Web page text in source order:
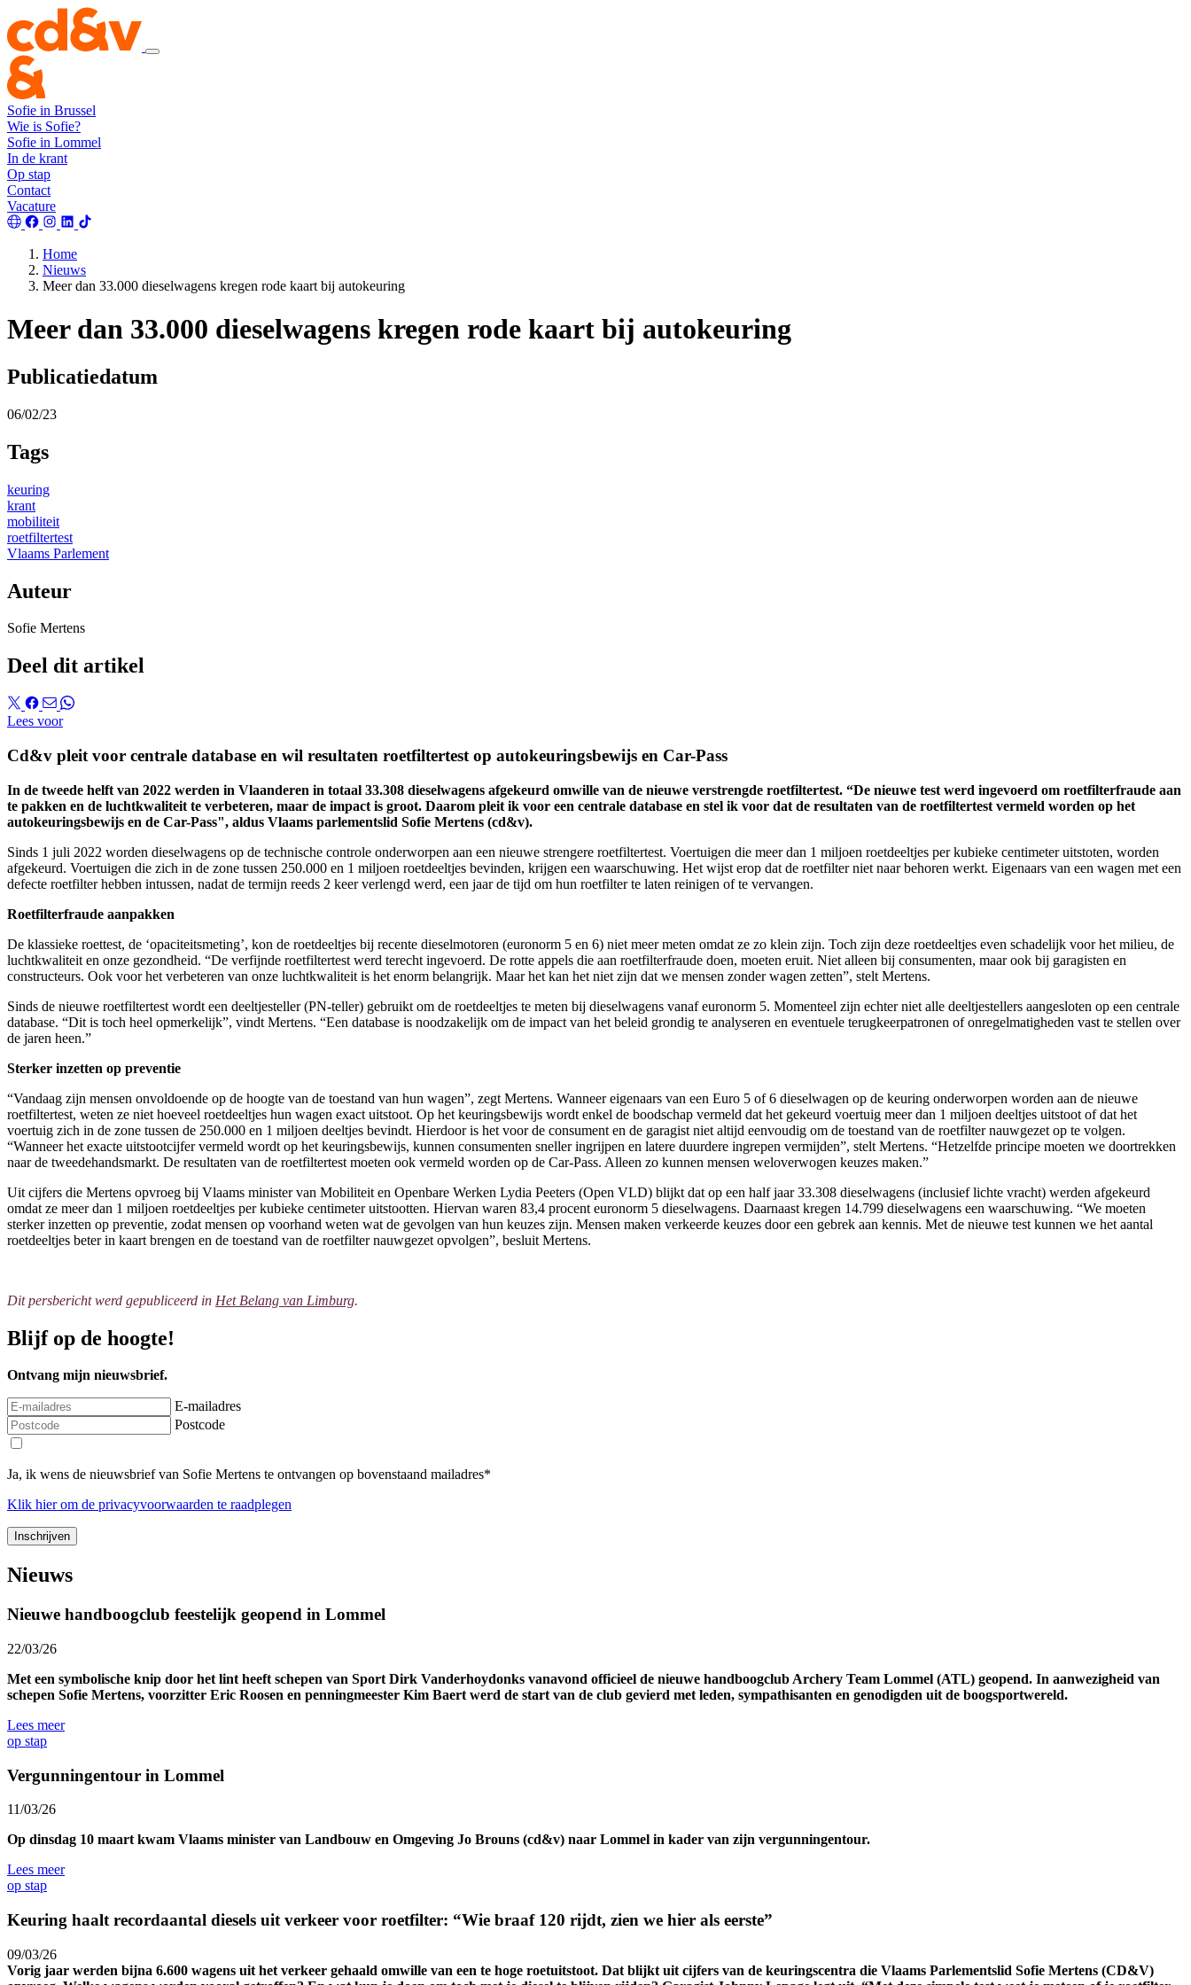
Sofie in Brussel
Wie is Sofie?
Sofie in Lommel
In de krant
Op stap
Contact
Vacature
Home
Nieuws
Meer dan 33.000 dieselwagens kregen rode kaart bij autokeuring
Meer dan 33.000 dieselwagens kregen rode kaart bij autokeuring
Publicatiedatum
06/02/23
Tags
keuring
krant
mobiliteit
roetfiltertest
Vlaams Parlement
Auteur
Sofie Mertens
Deel dit artikel
Lees voor
Cd&v pleit voor centrale database en wil resultaten roetfiltertest op autokeuringsbewijs en Car-Pass
In de tweede helft van 2022 werden in Vlaanderen in totaal 33.308 dieselwagens afgekeurd omwille van de nieuwe verstrengde roetfiltertest. “De nieuwe test werd ingevoerd om roetfilterfraude aan
te pakken en de luchtkwaliteit te verbeteren, maar de impact is groot. Daarom pleit ik voor een centrale database en stel ik voor dat de resultaten van de roetfiltertest vermeld worden op het
autokeuringsbewijs en de Car-Pass", aldus Vlaams parlementslid Sofie Mertens (cd&v).
Sinds 1 juli 2022 worden dieselwagens op de technische controle onderworpen aan een nieuwe strengere roetfiltertest. Voertuigen die meerdan 1 miljoen roetdeeltjes perkubieke centimeteruitstoten, worden
afgekeurd. Voertuigen die zich in de zone tussen 250.000 en 1 miljoen roetdeeltjes bevinden, krijgen een waarschuwing. Het wijst erop dat de roetfilter niet naar behoren werkt. Eigenaars van een wagen met een
defecte roetfilter hebben intussen, nadat de termijn reeds 2 keer verlengd werd, een jaarde tijd om hun roetfilter te laten reinigen ofte vervangen.
Roetfilterfraude aanpakken
De klassieke roettest, de ‘opaciteitsmeting’, kon de roetdeeltjes bij recente dieselmotoren (euronorm 5 en 6) niet meer meten omdat ze zo klein zijn. Toch zijn deze roetdeeltjes even schadelijk voor het milieu, de
luchtkwaliteit en onze gezondheid. “De verfijnde roetfiltertest werd terecht ingevoerd. De rotte appels die aan roetfilterfraude doen, moeten eruit. Niet alleen bij consumenten, maar ook bij garagisten en
constructeurs. Ook voor het verbeteren van onze luchtkwaliteit is het enorm belangrijk. Maar het kan het niet zijn dat we mensen zonder wagen zetten”, stelt Mertens.
Sinds de nieuwe roetfiltertest wordt een deeltjesteller (PN-teller) gebruikt om de roetdeeltjes te meten bij dieselwagens vanaf euronorm 5. Momenteel zijn echter niet alle deeltjestellers aangesloten op een centrale
database. “Dit is toch heel opmerkelijk”, vindt Mertens. “Een database is noodzakelijk om de impact van het beleid grondig te analyseren en eventuele terugkeerpatronen of onregelmatigheden vast te stellen over
de jaren heen.”
Sterker inzetten op preventie
“Vandaag zijn mensen onvoldoende op de hoogte van de toestand van hun wagen”, zegt Mertens. Wanneer eigenaars van een Euro 5 of 6 dieselwagen op de keuring onderworpen worden aan de nieuwe
roetfiltertest, weten ze niet hoeveel roetdeeltjes hun wagen exact uitstoot. Op het keuringsbewijs wordt enkel de boodschap vermeld dat het gekeurd voertuig meer dan 1 miljoen deeltjes uitstoot of dat het
voertuig zich in de zone tussen de 250.000 en 1 miljoen deeltjes bevindt. Hierdoor is het voor de consument en de garagist niet altijd eenvoudig om de toestand van de roetfilter nauwgezet op te volgen.
“Wanneer het exacte uitstootcijfer vermeld wordt op het keuringsbewijs, kunnen consumenten sneller ingrijpen en latere duurdere ingrepen vermijden”, stelt Mertens. “Hetzelfde principe moeten we doortrekken
naar de tweedehandsmarkt. De resultaten van de roetfiltertest moeten ook vermeld worden op de Car-Pass. Alleen zo kunnen mensen weloverwogen keuzes maken.”
Uit cijfers die Mertens opvroeg bij Vlaams minister van Mobiliteit en Openbare Werken Lydia Peeters (Open VLD) blijkt dat op een half jaar 33.308 dieselwagens (inclusief lichte vracht) werden afgekeurd
omdat ze meer dan 1 miljoen roetdeeltjes per kubieke centimeter uitstootten. Hiervan waren 83,4 procent euronorm 5 dieselwagens. Daarnaast kregen 14.799 dieselwagens een waarschuwing. “We moeten
sterker inzetten op preventie, zodat mensen op voorhand weten wat de gevolgen van hun keuzes zijn. Mensen maken verkeerde keuzes door een gebrek aan kennis. Met de nieuwe test kunnen we het aantal
roetdeeltjes beter in kaart brengen en de toestand van de roetfilter nauwgezet opvolgen”, besluit Mertens.
Dit persbericht werd gepubliceerd in Het Belang van Limburg.
Blijf op de hoogte!
Ontvang mijn nieuwsbrief.
E-mailadres
Postcode
Ja, ik wens de nieuwsbrief van Sofie Mertens te ontvangen op bovenstaand mailadres*
Klik hierom de privacyvoorwaarden te raadplegen
Nieuws
Nieuwe handboogclub feestelijk geopend in Lommel
22/03/26
Met een symbolische knip door het lint heeft schepen van Sport Dirk Vanderhoydonks vanavond officieel de nieuwe handboogclub Archery Team Lommel (ATL) geopend. In aanwezigheid van
schepen Sofie Mertens, voorzitter Eric Roosen en penningmeester Kim Baert werd de start van de club gevierd met leden, sympathisanten en genodigden uit de boogsportwereld.
Lees meer
op stap
Vergunningentour in Lommel
11/03/26
Op dinsdag 10 maart kwam Vlaams minister van Landbouw en Omgeving Jo Brouns (cd&v) naar Lommel in kader van zijn vergunningentour.
Lees meer
op stap
Keuring haalt recordaan­tal diesels uit verkeer voor roetfilter: “Wie braaf 120 rijdt, zien we hier als eerste”
09/03/26
Vorig jaar werden bijna 6.600 wagens uit het verkeer gehaald omwille van een te hoge roetuitstoot. Dat blijkt uit cijfers van de keuringscentra die Vlaams Parlementslid Sofie Mertens (CD&V)